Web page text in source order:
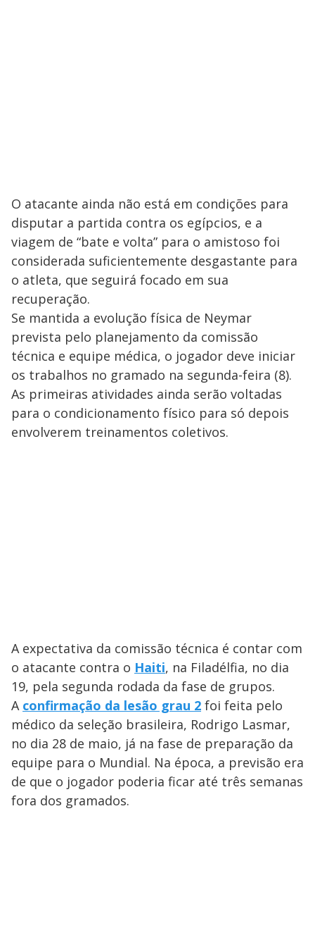
O atacante ainda não está em condições para
disputar a partida contra os egípcios, e a
viagem de “bate e volta” para o amistoso foi
considerada suficientemente desgastante para
o atleta, que seguirá focado em sua
recuperação.
Se mantida a evolução física de Neymar
prevista pelo planejamento da comissão
técnica e equipe médica, o jogador deve iniciar
os trabalhos no gramado na segunda-feira (8).
As primeiras atividades ainda serão voltadas
para o condicionamento físico para só depois
envolverem treinamentos coletivos.
A expectativa da comissão técnica é contar com
o atacante contra o Haiti, na Filadélfia, no dia
19, pela segunda rodada da fase de grupos.
A confirmação da lesão grau 2 foi feita pelo
médico da seleção brasileira, Rodrigo Lasmar,
no dia 28 de maio, já na fase de preparação da
equipe para o Mundial. Na época, a previsão era
de que o jogador poderia ficar até três semanas
fora dos gramados.